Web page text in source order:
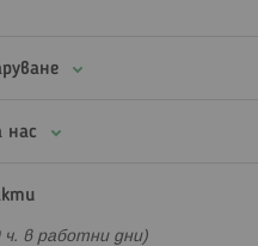
нас
ч. в работни дни)